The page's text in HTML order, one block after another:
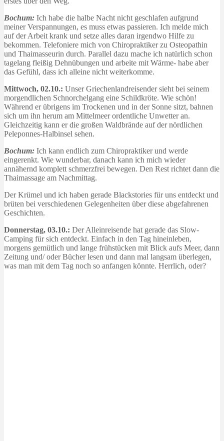
Bochum: Ich habe die halbe Nacht nicht geschlafen aufgrund
meiner Verspannungen, es muss etwas passieren. Ich melde mich
auf der Arbeit krank und setze alles daran irgendwo Hilfe zu
bekommen. Telefoniere mich von Chiropraktiker zu Osteopathin
und Thaimasseurin durch. Parallel dazu mache ich natürlich schon
tagelang fleißig Dehnübungen und arbeite mit Wärme- habe aber
das Gefühl, dass ich alleine nicht weiterkomme.
Mittwoch, 02.10.: Unser Griechenlandreisender sieht bei seinem
morgendlichen Schnorchelgang eine Schildkröte. Wie schön!
Während er übrigens im Trockenen und in der Sonne sitzt, bahnen
sich um ihn herum am Mittelmeer ordentliche Unwetter an.
Gleichzeitig kann er die großen Waldbrände auf der nördlichen
Peleponnes-Halbinsel sehen.
Bochum: Ich kann endlich zum Chiropraktiker und werde
eingerenkt. Wie wunderbar, danach kann ich mich wieder
annähernd komplett schmerzfrei bewegen. Den Rest richtet dann die
Thaimassage am Nachmittag.
Der Krümel und ich haben gerade Blackstories für uns entdeckt und
brüten bei verschiedenen Gelegenheiten über diese abgefahrenen
Geschichten.
Donnerstag, 03.10.: Der Alleinreisende hat gerade das Slow-
Camping für sich entdeckt. Einfach in den Tag hineinleben,
morgens gemütlich und lange frühstücken mit Blick aufs Meer, dann
Zeitung und/ oder Bücher lesen und dann mal langsam überlegen,
was man mit dem Tag noch so anfangen könnte. Herrlich, oder?